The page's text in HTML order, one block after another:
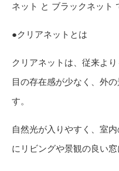
ネット と ブラックネット
●クリアネットとは
クリアネットは、従来よ
目の存在感が少なく、外
す。
自然光が入りやすく、室
にリビングや景観の良い